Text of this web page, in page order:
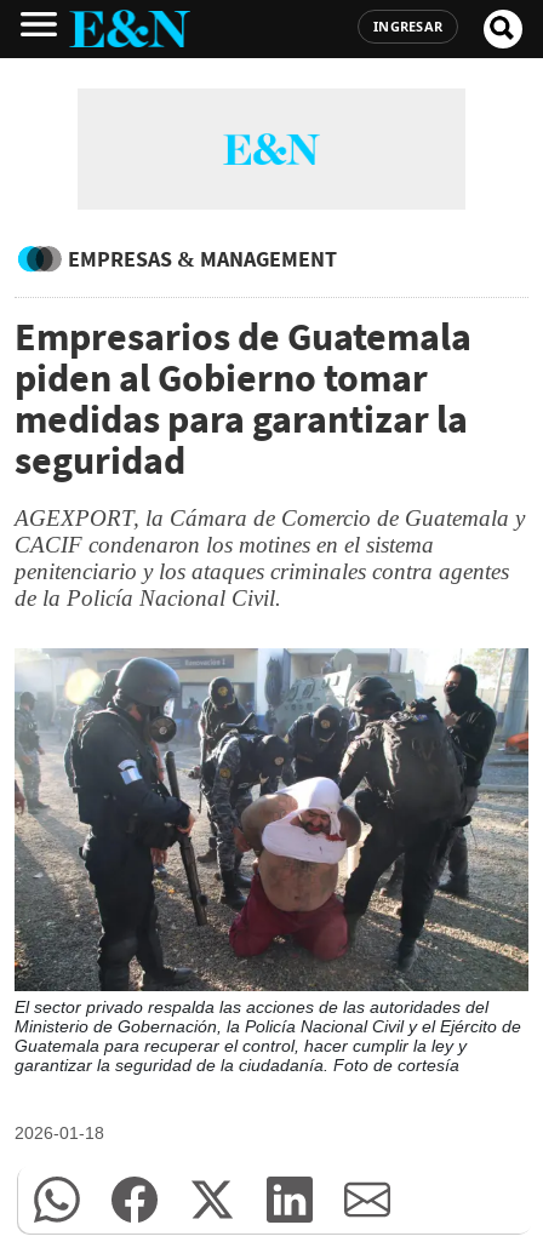
INGRESAR
EMPRESAS & MANAGEMENT
Empresarios de Guatemala
piden al Gobierno tomar
medidas para garantizar la
seguridad
AGEXPORT, la Cámara de Comercio de Guatemala y
CACIF condenaron los motines en el sistema
penitenciario y los ataques criminales contra agentes
de la Policía Nacional Civil.
El sector privado respalda las acciones de las autoridades del
Ministerio de Gobernación, la Policía Nacional Civil y el Ejército de
Guatemala para recuperar el control, hacer cumplir la ley y
garantizar la seguridad de la ciudadanía. Foto de cortesía
2026-01-18